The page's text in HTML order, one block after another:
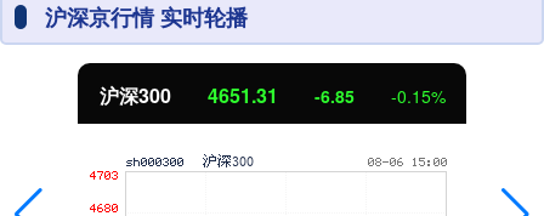
沪深京行情 实时轮播
沪深300 4651.31 -6.85 -0.15%